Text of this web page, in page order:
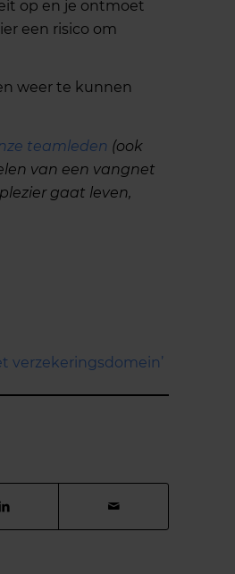
op en je ontmoet
een risico om
weer te kunnen
teamleden (ook
van een vangnet
gaat leven,
verzekeringsdomein’